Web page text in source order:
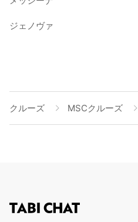
ジェノヴァ
クルーズ MSCクルーズ